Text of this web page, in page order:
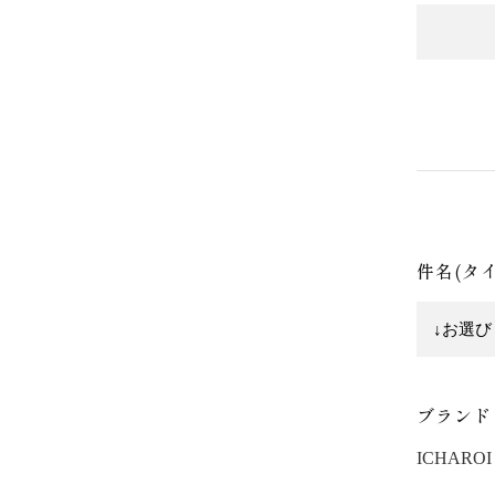
件名(タ
ブランド
ICHAROI